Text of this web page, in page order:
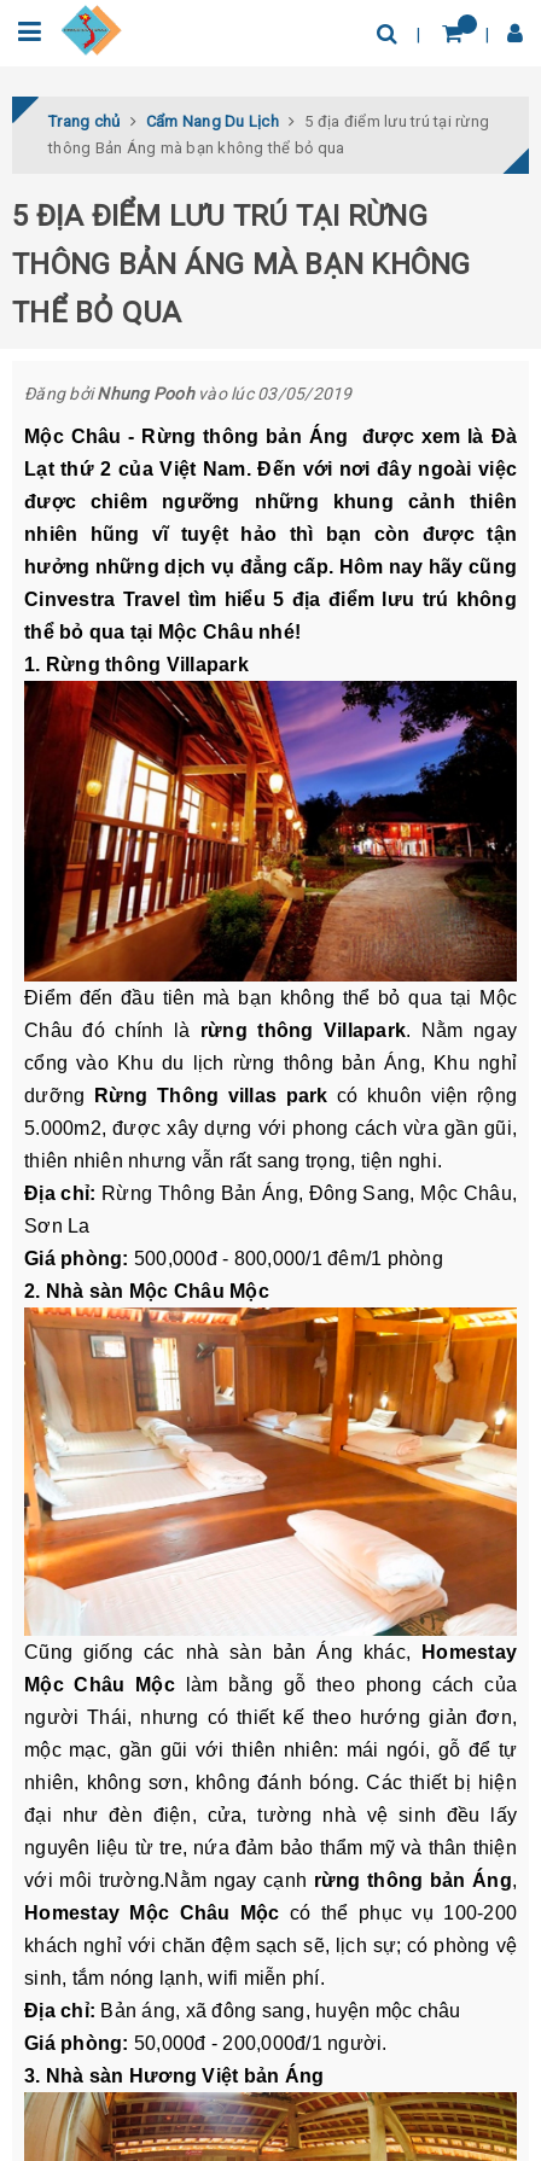
0932.04.03.78 Tìm thêm địa điểm
Trang chủ Cẩm Nang Du Lịch
5 địa điểm lưu trú tại rừng
thông Bản Áng mà bạn không thể bỏ qua
5 ĐỊA ĐIỂM LƯU TRÚ TẠI RỪNG
THÔNG BẢN ÁNG MÀ BẠN KHÔNG
THỂ BỎ QUA
Đăng bởiNhung Poohvào lúc 03/05/2019
Mộc Châu - Rừng thông bản Áng được xem là Đà
Lạt thứ 2 của Việt Nam. Đến với nơi đây ngoài việc
được chiêm ngưỡng những khung cảnh thiên
nhiên hũng vĩ tuyệt hảo thì bạn còn được tận
hưởng những dịch vụ đẳng cấp. Hôm nay hãy cũng
Cinvestra Travel tìm hiểu 5 địa điểm lưu trú không
thể bỏ qua tại Mộc Châu nhé!
1. Rừng thông Villapark
Điểm đến đầu tiên mà bạn không thể bỏ qua tại Mộc
Châu đó chính là rừng thông Villapark. Nằm ngay
cổng vào Khu du lịch rừng thông bản Áng, Khu nghỉ
dưỡng
Rừng Thông villas park có khuôn viện rộng
5.000m2, được xây dựng với phong cách vừa gần gũi,
thiên nhiên nhưng vẫn rất sang trọng, tiện nghi.
Địa chỉ: Rừng Thông Bản Áng, Đông Sang, Mộc Châu,
Sơn La
Giá phòng: 500,000đ - 800,000/1 đêm/1 phòng
2. Nhà sàn Mộc Châu Mộc
Cũng giống các nhà sàn bản Áng khác, Homestay
Mộc Châu Mộclàm bằng gỗ theo phong cách của
người Thái, nhưng có thiết kế theo hướng giản đơn,
mộc mạc, gần gũi với thiên nhiên: mái ngói, gỗ để tự
nhiên, không sơn, không đánh bóng. Các thiết bị hiện
đại như đèn điện, cửa, tường nhà vệ sinh đều lấy
nguyên liệu từ tre, nứa đảm bảo thẩm mỹ và thân thiện
với môi trường.Nằm ngay cạnh rừng thông bản Áng,
Homestay Mộc Châu Mộc có thể phục vụ 100-200
khách nghỉ với chăn đệm sạch sẽ, lịch sự; có phòng vệ
sinh, tắm nóng lạnh, wifi miễn phí.
Địa chỉ: Bản áng, xã đông sang, huyện mộc châu
Giá phòng: 50,000đ - 200,000đ/1 người.
3. Nhà sàn Hương Việt bản Áng